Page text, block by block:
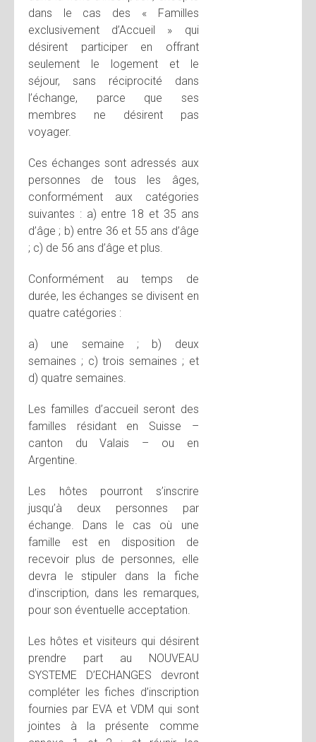
dans le cas des « Familles
exclusivement d’Accueil » qui
désirent participer en offrant
seulement le logement et le
séjour, sans réciprocité dans
l’échange, parce que ses
membres ne désirent pas
voyager.
Ces échanges sont adressés aux
personnes de tous les âges,
conformément aux catégories
suivantes : a) entre 18 et 35 ans
d’âge ; b) entre 36 et 55 ans d’âge
; c) de 56 ans d’âge et plus.
Conformément au temps de
durée, les échanges se divisent en
quatre catégories :
a) une semaine ; b) deux
semaines ; c) trois semaines ; et
d) quatre semaines.
Les familles d’accueil seront des
familles résidant en Suisse –
canton du Valais – ou en
Argentine.
Les hôtes pourront s’inscrire
jusqu’à deux personnes par
échange. Dans le cas où une
famille est en disposition de
recevoir plus de personnes, elle
devra le stipuler dans la fiche
d’inscription, dans les remarques,
pour son éventuelle acceptation.
Les hôtes et visiteurs qui désirent
prendre part au NOUVEAU
SYSTEME D’ECHANGES devront
compléter les fiches d’inscription
fournies par EVA et VDM qui sont
jointes à la présente comme